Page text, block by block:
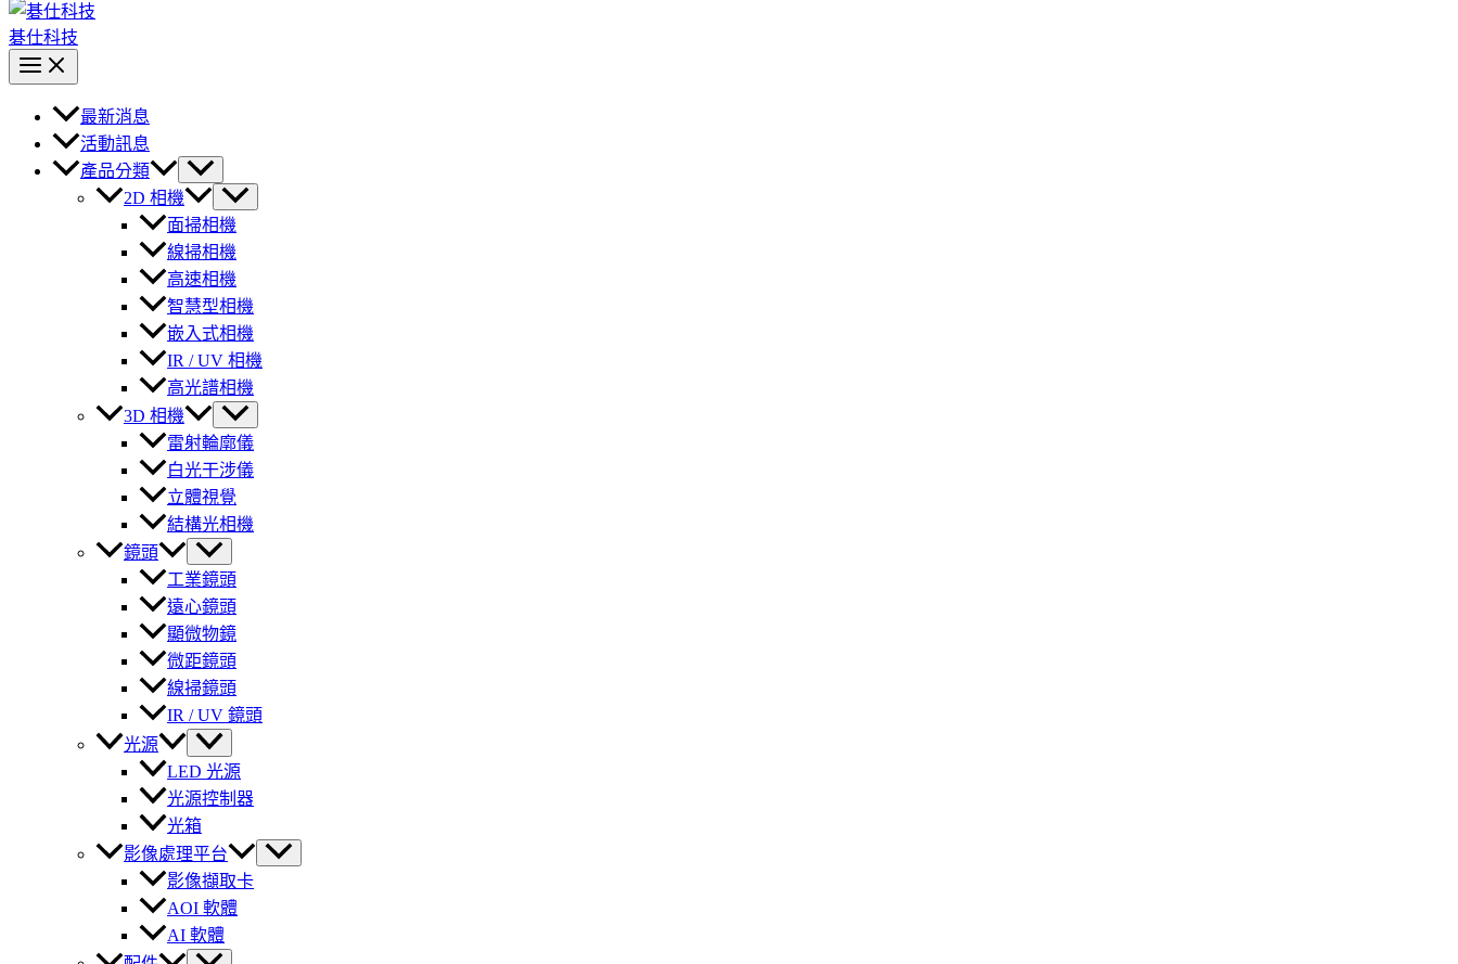
碁仕科技
最新消息
活動訊息
產品分類
2D 相機
面掃相機
線掃相機
高速相機
智慧型相機
嵌入式相機
IR / UV 相機
高光譜相機
3D 相機
雷射輪廓儀
白光干涉儀
立體視覺
結構光相機
鏡頭
工業鏡頭
遠心鏡頭
顯微物鏡
微距鏡頭
線掃鏡頭
IR / UV 鏡頭
光源
LED 光源
光源控制器
光箱
影像處理平台
影像擷取卡
AOI 軟體
AI 軟體